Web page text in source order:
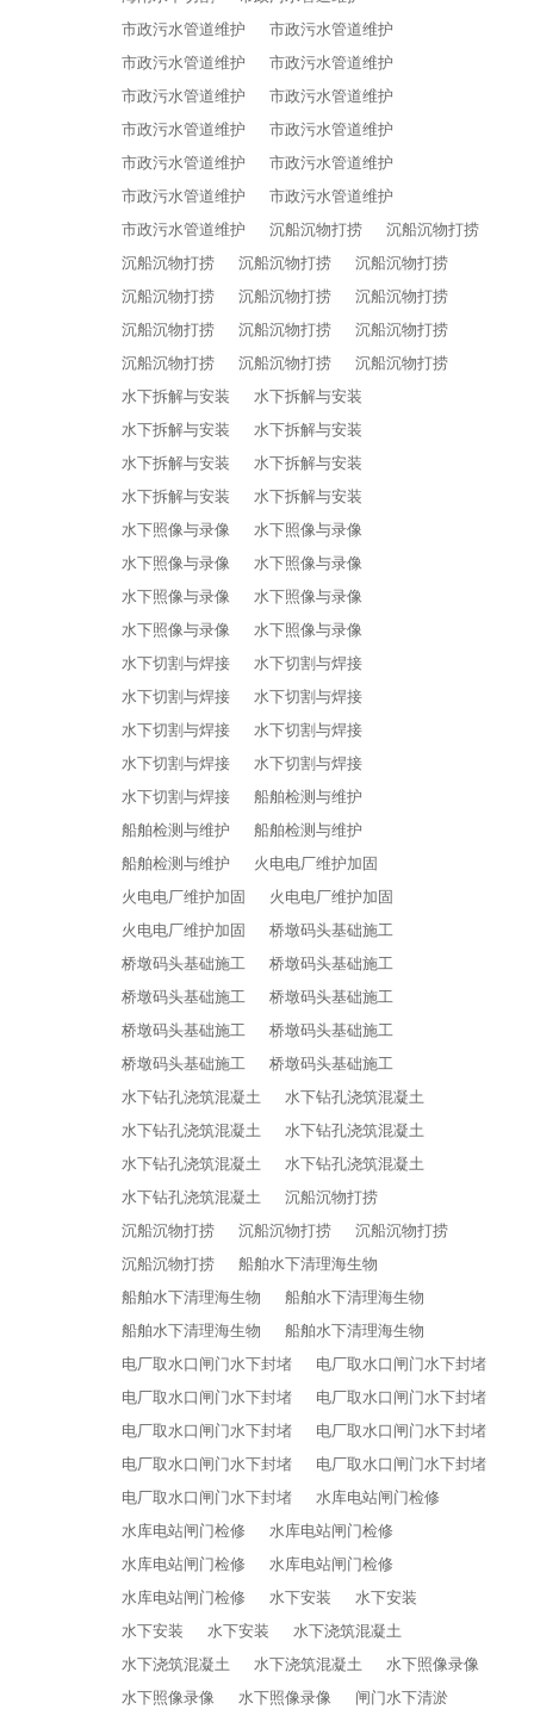
市政污水管道维护
市政污水管道维护
市政污水管道维护
市政污水管道维护
市政污水管道维护
市政污水管道维护
市政污水管道维护
市政污水管道维护
市政污水管道维护
市政污水管道维护
市政污水管道维护
市政污水管道维护
市政污水管道维护
沉船沉物打捞
沉船沉物打捞
沉船沉物打捞
沉船沉物打捞
沉船沉物打捞
沉船沉物打捞
沉船沉物打捞
沉船沉物打捞
沉船沉物打捞
沉船沉物打捞
沉船沉物打捞
沉船沉物打捞
沉船沉物打捞
沉船沉物打捞
水下拆解与安装
水下拆解与安装
水下拆解与安装
水下拆解与安装
水下拆解与安装
水下拆解与安装
水下拆解与安装
水下拆解与安装
水下照像与录像
水下照像与录像
水下照像与录像
水下照像与录像
水下照像与录像
水下照像与录像
水下照像与录像
水下照像与录像
水下切割与焊接
水下切割与焊接
水下切割与焊接
水下切割与焊接
水下切割与焊接
水下切割与焊接
水下切割与焊接
水下切割与焊接
水下切割与焊接
船舶检测与维护
船舶检测与维护
船舶检测与维护
船舶检测与维护
火电电厂维护加固
火电电厂维护加固
火电电厂维护加固
火电电厂维护加固
桥墩码头基础施工
桥墩码头基础施工
桥墩码头基础施工
桥墩码头基础施工
桥墩码头基础施工
桥墩码头基础施工
桥墩码头基础施工
桥墩码头基础施工
桥墩码头基础施工
水下钻孔浇筑混凝土
水下钻孔浇筑混凝土
水下钻孔浇筑混凝土
水下钻孔浇筑混凝土
水下钻孔浇筑混凝土
水下钻孔浇筑混凝土
水下钻孔浇筑混凝土
沉船沉物打捞
沉船沉物打捞
沉船沉物打捞
沉船沉物打捞
沉船沉物打捞
船舶水下清理海生物
船舶水下清理海生物
船舶水下清理海生物
船舶水下清理海生物
船舶水下清理海生物
电厂取水口闸门水下封堵
电厂取水口闸门水下封堵
电厂取水口闸门水下封堵
电厂取水口闸门水下封堵
电厂取水口闸门水下封堵
电厂取水口闸门水下封堵
电厂取水口闸门水下封堵
电厂取水口闸门水下封堵
电厂取水口闸门水下封堵
水库电站闸门检修
水库电站闸门检修
水库电站闸门检修
水库电站闸门检修
水库电站闸门检修
水库电站闸门检修
水下安装
水下安装
水下安装
水下安装
水下浇筑混凝土
水下浇筑混凝土
水下浇筑混凝土
水下照像录像
水下照像录像
水下照像录像
闸门水下清淤